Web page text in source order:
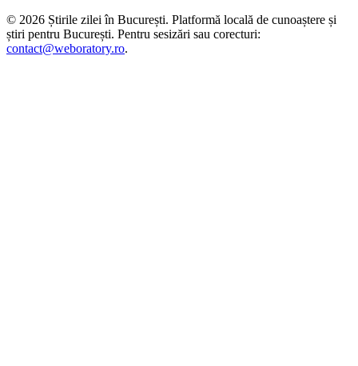
© 2026 Știrile zilei în București. Platformă locală de cunoaștere și
știri pentru București. Pentru sesizări sau corecturi:
contact@weboratory.ro.